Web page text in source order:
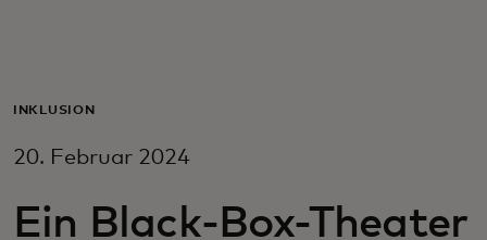
Für Unternehmen
INKLUSION
20. Februar 2024
Ein Black-Box-Theater